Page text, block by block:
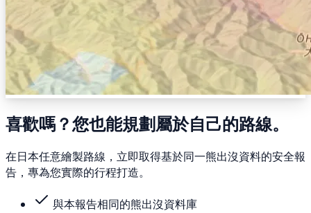
喜歡嗎？您也能規劃屬於自己的路線。
在日本任意繪製路線，立即取得基於同一熊出沒資料的安全報
告，專為您實際的行程打造。
與本報告相同的熊出沒資料庫